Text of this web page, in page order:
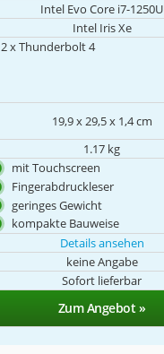
Intel Evo Core i7-1250U
Intel Iris Xe
2 x Thunderbolt 4
‎19,9 x 29,5 x 1,4 cm
1.17 kg
mit Touchscreen
Fingerabdruckleser
geringes Gewicht
kompakte Bauweise
Details ansehen
keine Angabe
Sofort lieferbar
Zum Angebot »